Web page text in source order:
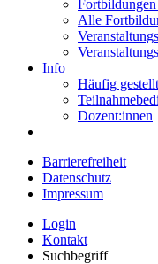
Alle
Info
Häufig
Dozent:innen
Barrierefreiheit
Datenschutz
Impressum
Login
Kontakt
Suchbegriff